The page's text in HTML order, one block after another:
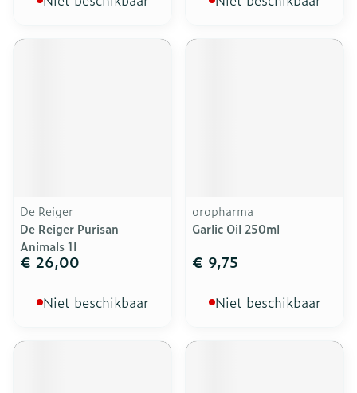
De Reiger
De Reiger Purisan
Animals 1l
€ 26,00
Niet beschikbaar
oropharma
Garlic Oil 250ml
€ 9,75
Niet beschikbaar